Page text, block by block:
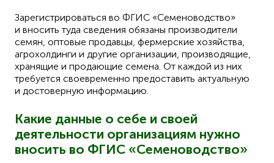
Зарегистрироваться во ФГИС «Семеноводство»
и вносить туда сведения обязаны производители
семян, оптовые продавцы, фермерские хозяйства,
агрохолдинги и другие организации, производящие,
хранящие и продающие семена. От каждой из них
требуется своевременно предоставить актуальную
и достоверную информацию.
Какие данные о себе и своей
деятельности организациям нужно
вносить во ФГИС «Семеноводство»